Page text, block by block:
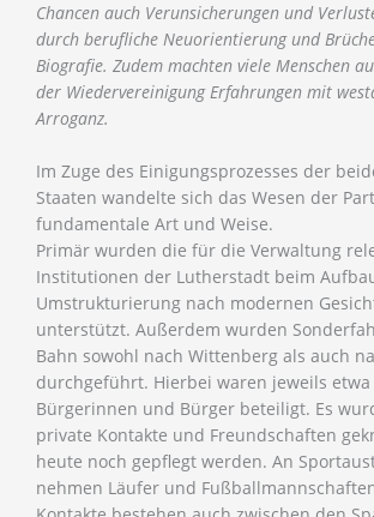
Chancen auch Verunsicherungen und
durch berufliche Neuorientierung und
Biografie. Zudem machten viele Menschen
der Wiedervereinigung Erfahrungen mit
Arroganz.
Im Zuge des Einigungsprozesses der
Staaten wandelte sich das Wesen der
fundamentale Art und Weise.
Primär wurden die für die Verwaltung
Institutionen der Lutherstadt beim
Umstrukturierung nach modernen
unterstützt. Außerdem wurden
Bahn sowohl nach Wittenberg als auch
durchgeführt. Hierbei waren jeweils etwa
Bürgerinnen und Bürger beteiligt. Es
private Kontakte und Freundschaften
heute noch gepflegt werden. An
nehmen Läufer und